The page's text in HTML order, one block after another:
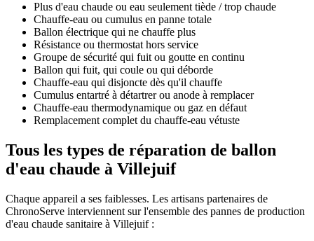
Plus d'eau chaude ou eau seulement tiède / trop chaude
Chauffe-eau ou cumulus en panne totale
Ballon électrique qui ne chauffe plus
Résistance ou thermostat hors service
Groupe de sécurité qui fuit ou goutte en continu
Ballon qui fuit, qui coule ou qui déborde
Chauffe-eau qui disjoncte dès qu'il chauffe
Cumulus entartré à détartrer ou anode à remplacer
Chauffe-eau thermodynamique ou gaz en défaut
Remplacement complet du chauffe-eau vétuste
Tous les types de réparation de ballon
d'eau chaude à Villejuif
Chaque appareil a ses faiblesses. Les artisans partenaires de
ChronoServe interviennent sur l'ensemble des pannes de production
d'eau chaude sanitaire à Villejuif :